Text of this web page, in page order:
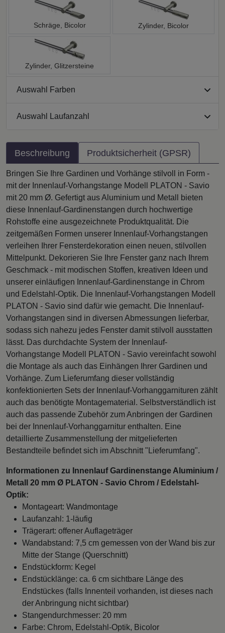
Schräge, Bicolor Zylinder, Bicolor
Zylinder, Glitzersteine
Auswahl Farben
Auswahl Laufanzahl
Beschreibung Produktsicherheit (GPSR)
Bringen Sie Ihre Gardinen und Vorhänge stilvoll in Form -
mit der Innenlauf-Vorhangstange Modell PLATON - Savio
mit 20 mm Ø. Gefertigt aus Aluminium und Metall bieten
diese Innenlauf-Gardinenstangen durch hochwertige
Rohstoffe eine ausgezeichnete Produktqualität. Die
zeitgemäßen Formen unserer Innenlauf-Vorhangstangen
verleihen Ihrer Fensterdekoration einen neuen, stilvollen
Mittelpunkt. Dekorieren Sie Ihre Fenster ganz nach Ihrem
Geschmack - mit modischen Stoffen, kreativen Ideen und
unserer einläufigen Innenlauf-Gardinenstange in Chrom
und Edelstahl-Optik. Die Innenlauf-Vorhangstangen Modell
PLATON - Savio sind dafür wie gemacht. Die Innenlauf-
Vorhangstangen sind in diversen Abmessungen lieferbar,
sodass sich nahezu jedes Fenster damit stilvoll ausstatten
lässt. Das durchdachte System der Innenlauf-
Vorhangstange Modell PLATON - Savio vereinfacht sowohl
die Montage als auch das Einhängen Ihrer Gardinen und
Vorhänge. Zum Lieferumfang dieser vollständig
konfektionierten Sets der Innenlauf-Vorhanggarnituren zählt
auch das benötigte Montagematerial. Selbstverständlich ist
auch das passende Zubehör zum Anbringen der Gardinen
bei der Innenlauf-Vorhanggarnitur enthalten. Eine
detaillierte Zusammenstellung der mitgelieferten
Bestandteile befindet sich im Abschnitt "Lieferumfang".
Informationen zu Innenlauf Gardinenstange Aluminium /
Metall 20 mm Ø PLATON - Savio Chrom / Edelstahl-
Optik:
Montageart: Wandmontage
Laufanzahl: 1-läufig
Trägerart: offener Auflageträger
Wandabstand: 7,5 cm gemessen von der Wand bis zur
Mitte der Stange (Querschnitt)
Endstückform: Kegel
Endstücklänge: ca. 6 cm sichtbare Länge des
Endstückes (falls Innenteil vorhanden, ist dieses nach
der Anbringung nicht sichtbar)
Stangendurchmesser: 20 mm
Farbe: Chrom, Edelstahl-Optik, Bicolor